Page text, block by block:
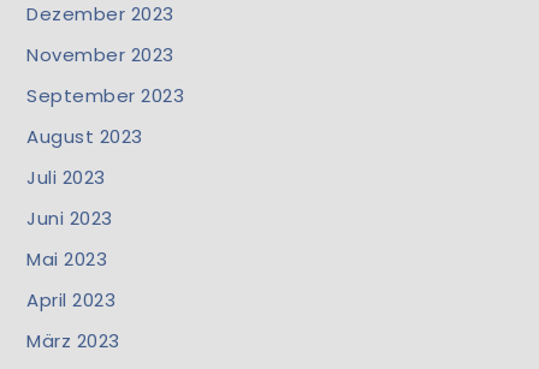
Dezember 2023
November 2023
September 2023
August 2023
Juli 2023
Juni 2023
Mai 2023
April 2023
März 2023